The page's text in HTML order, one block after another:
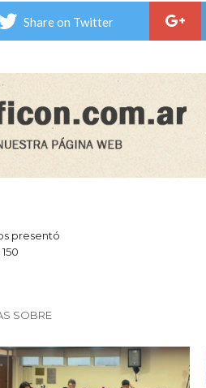
Share on Twitter
presentó
SOBRE